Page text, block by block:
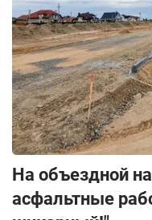
На объездной
асфальтные